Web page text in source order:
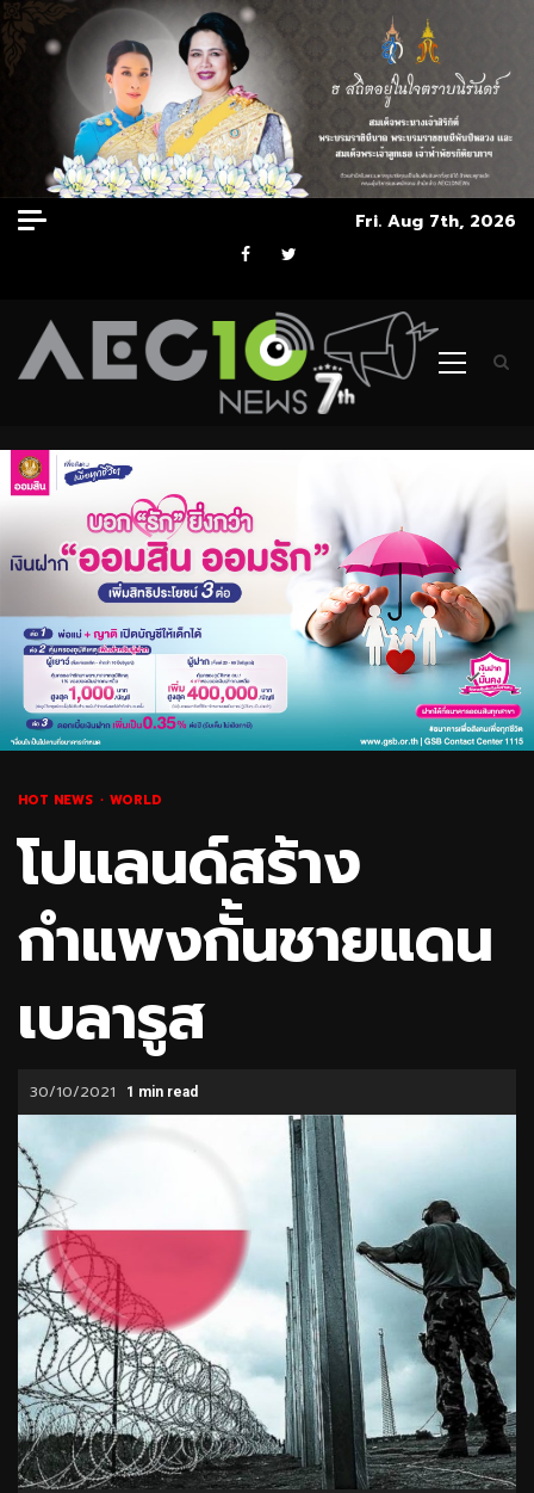
Skip
to
Fri. Aug 7th, 2026
Facebook
Twitter
Primary
HOT NEWS WORLD
โปแลนด์สร้าง
กำแพงกั้นชายแดน
เบลารูส
30/10/2021 1 min read